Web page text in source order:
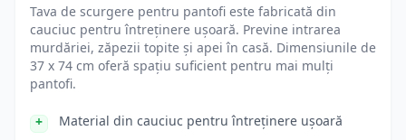
Tava de scurgere pentru pantofi este fabricată din
cauciuc pentru întreținere ușoară. Previne intrarea
murdăriei, zăpezii topite și apei în casă. Dimensiunile de
37 x 74 cm oferă spațiu suficient pentru mai mulți
pantofi.
Material din cauciuc pentru întreținere ușoară